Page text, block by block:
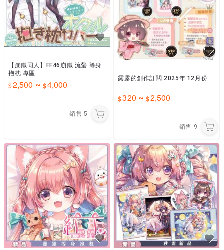
【崩鐵同人】FF46崩鐵 流螢 等身
抱枕 專區
2,500 ~ 4,000
銷售 5
露露的創作訂閱 2025年 12月份
320 ~ 2,500
銷售 9